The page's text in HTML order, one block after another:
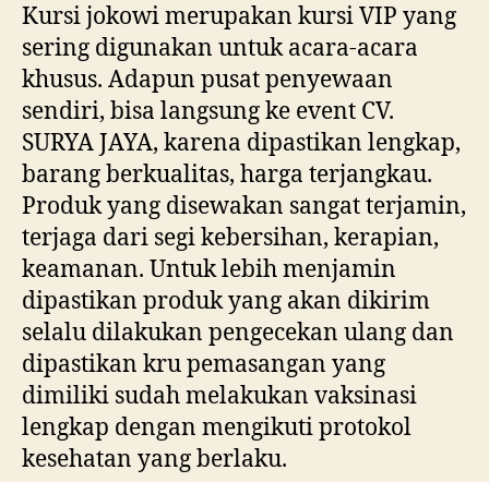
Kursi jokowi merupakan kursi VIP yang
sering digunakan untuk acara-acara
khusus. Adapun pusat penyewaan
sendiri, bisa langsung ke event CV.
SURYA JAYA, karena dipastikan lengkap,
barang berkualitas, harga terjangkau.
Produk yang disewakan sangat terjamin,
terjaga dari segi kebersihan, kerapian,
keamanan. Untuk lebih menjamin
dipastikan produk yang akan dikirim
selalu dilakukan pengecekan ulang dan
dipastikan kru pemasangan yang
dimiliki sudah melakukan vaksinasi
lengkap dengan mengikuti protokol
kesehatan yang berlaku.